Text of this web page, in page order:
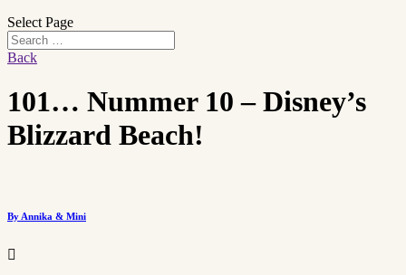
Select Page
Back
101… Nummer 10 – Disney’s
Blizzard Beach!
By Annika & Mini
